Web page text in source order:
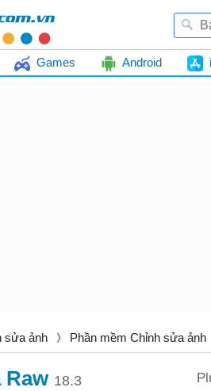
Games Android
sửa ảnh Phần mềm Chỉnh sửa ảnh
Raw 18.3